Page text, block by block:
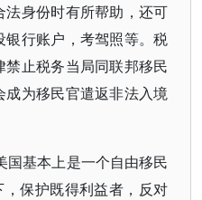
身份时有所帮助，还可
行账户，考驾照等。税
止税务当局同联邦移民
为移民官遣返非法入境
国基本上是一个自由移民
，保护既得利益者，反对